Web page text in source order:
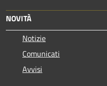
NOVITÀ
Notizie
Comunicati
Avvisi